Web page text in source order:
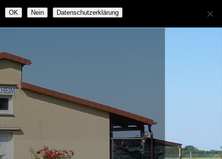
OK Nein Datenschutzerklärung